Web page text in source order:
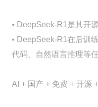
• DeepSeek-R1是其开
• DeepSeek-R1在后训
代码、自然语言推理等
AI + 国产 + 免费 + 开源